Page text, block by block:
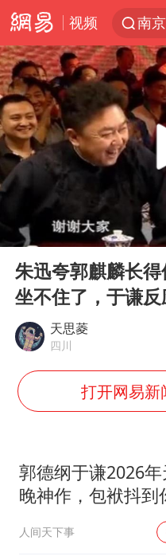
视频
南
上
王
上
以
Play
00:00
朱迅夸郭麒麟长
坐不住了，于谦
天思菱
四川
打开网易新
郭德纲于谦2026
晚神作，包袱抖到
人间天下事